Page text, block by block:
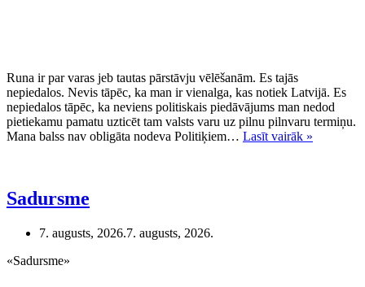
Runa ir par varas jeb tautas pārstāvju vēlēšanām. Es tajās
nepiedalos. Nevis tāpēc, ka man ir vienalga, kas notiek Latvijā. Es
nepiedalos tāpēc, ka neviens politiskais piedāvājums man nedod
pietiekamu pamatu uzticēt tam valsts varu uz pilnu pilnvaru termiņu.
Mana balss nav obligāta nodeva Politiķiem… Lasīt vairāk »
Sadursme
7. augusts, 2026.7. augusts, 2026.
«Sadursme»